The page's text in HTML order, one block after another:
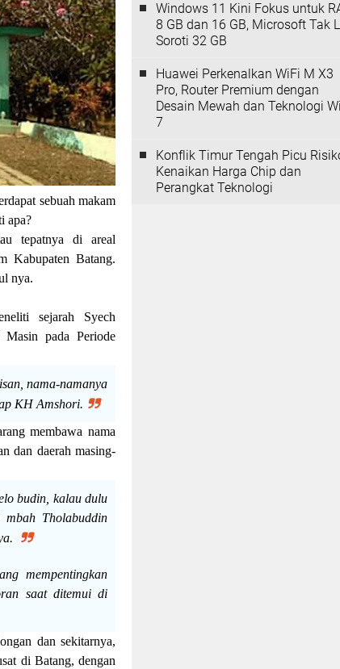
sebuah makam
apa?
tepatnya di areal
Kabupaten Batang.
nya.
sejarah Syech
pada Periode
nama-namanya
KH Amshori.
membawa nama
dan daerah masing-
budin, kalau dulu
Tholabuddin
mempentingkan
saat ditemui di
dan sekitarnya,
di Batang, dengan
Windows 11 Kini Fokus untuk
8 GB dan 16 GB, Microsoft Tak
Soroti 32 GB
Huawei Perkenalkan WiFi M X3
Pro, Router Premium dengan
Desain Mewah dan Teknologi
7
Konflik Timur Tengah Picu
Kenaikan Harga Chip dan
Perangkat Teknologi